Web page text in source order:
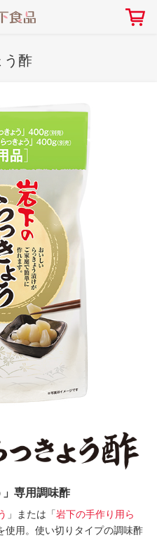
会社概要
本社所在地
【7月1日～8月30日】夏イベン
ト「NEW GINGER SUMMER
2026」｜岩下の新生姜ミュー
ジアム
2026.07.01
岩下の新生姜
社長おすすめ！岩下の新生姜と
豚バラ肉のくるくる巻き～細巻
きバージョン～
工場での取り組み
岩下のらっきょうにつ
しょうがを食べてお悩
ンテ
岩下の新生姜Sing＆
～ニュージンジャーイ
う酢
」専用調味酢
」または「岩下の手作り用ら
使用。使い切りタイプの調味酢